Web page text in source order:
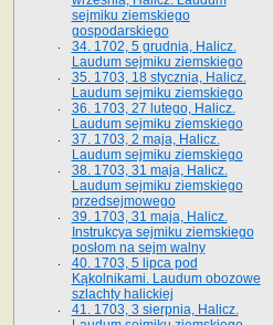
sejmiku ziemskiego
gospodarskiego
34. 1702, 5 grudnia, Halicz.
Laudum sejmiku ziemskiego
35. 1703, 18 stycznia, Halicz.
Laudum sejmiku ziemskiego
36. 1703, 27 lutego, Halicz.
Laudum sejmiku ziemskiego
37. 1703, 2 maja, Halicz.
Laudum sejmiku ziemskiego
38. 1703, 31 maja, Halicz.
Laudum sejmiku ziemskiego
przedsejmowego
39. 1703, 31 maja, Halicz.
Instrukcya sejmiku ziemskiego
posłom na sejm walny
40. 1703, 5 lipca pod
Kąkolnikami. Laudum obozowe
szlachty halickiej
41­. 1703, 3 sierpnia, Halicz.